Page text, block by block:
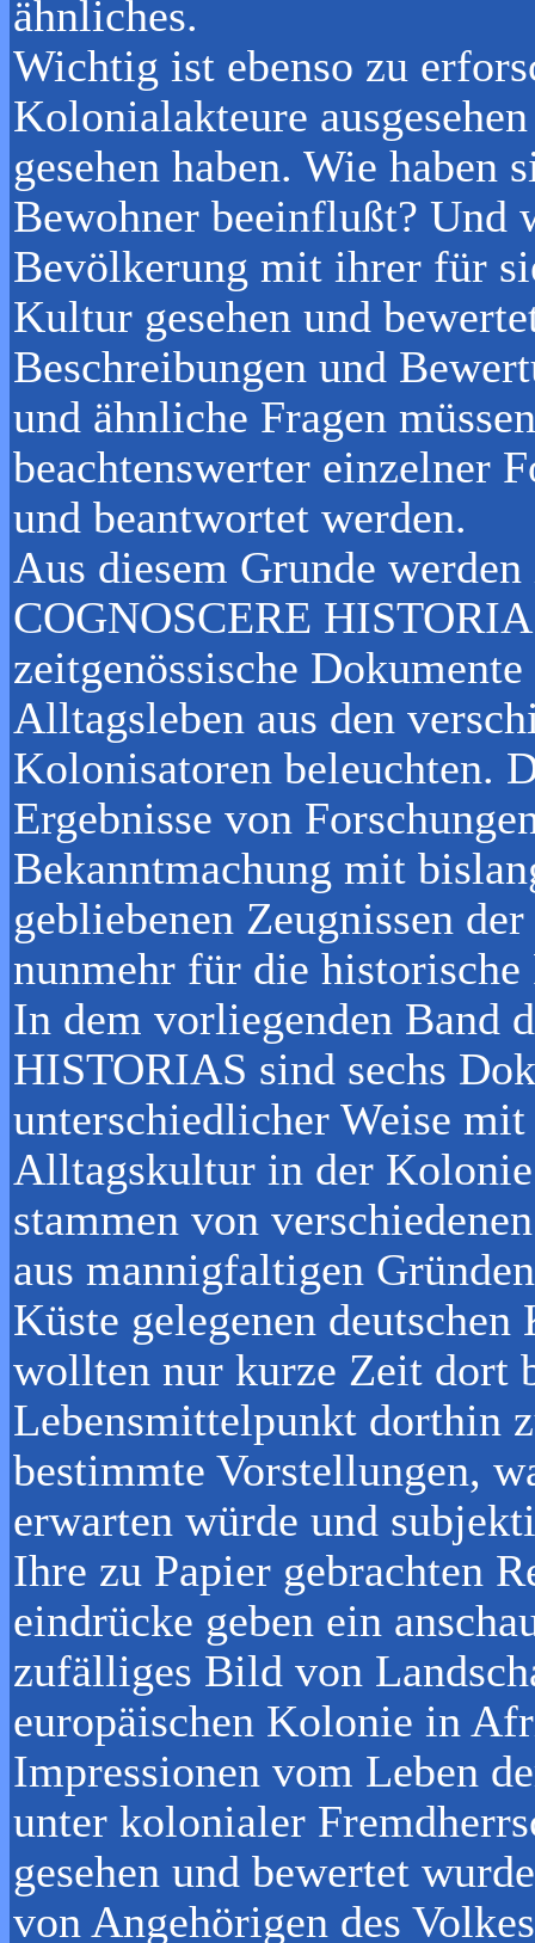
ähnliches.
Wichtig ist ebenso zu
Kolonialakteure
gesehen haben. Wie
Bewohner beeinflußt? Und
Bevölkerung mit ihrer für
Kultur gesehen und
Beschreibungen und
und ähnliche Fragen
beachtenswerter einzelner
und beantwortet werden.
Aus diesem Grunde
COGNOSCERE
zeitgenössische
Alltagsleben aus den
Kolonisatoren beleuchten.
Ergebnisse von
Bekanntmachung mit
gebliebenen Zeugnissen
nunmehr für die
In dem vorliegenden Band
HISTORIAS sind sechs
unterschiedlicher Weise
Alltagskultur in der
stammen von
aus mannigfaltigen
Küste gelegenen
wollten nur kurze Zeit dort
Lebensmittelpunkt dorthin
bestimmte Vorstellungen,
erwarten würde und
Ihre zu Papier gebrachten
eindrücke geben ein
zufälliges Bild von
europäischen Kolonie in
Impressionen vom Leben
unter kolonialer
gesehen und bewertet
von Angehörigen des